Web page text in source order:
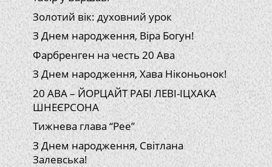
Золотий вік: духовний урок
З Днем народження, Віра Богун!
Фарбренген на честь 20 Ава
З Днем народження, Хава Ніконьонок!
20 АВА – ЙОРЦАЙТ РАБІ ЛЕВІ-ІЦХАКА
ШНЕЄРСОНА
Тижнева глава “Рее”
З Днем народження, Світлана
Залевська!